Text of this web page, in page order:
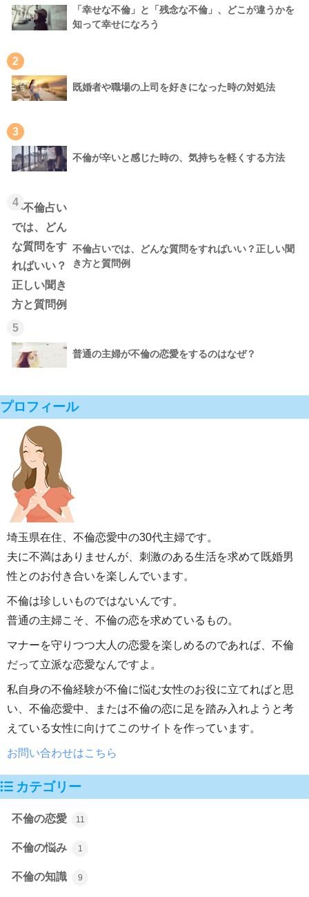
「幸せな不倫」と「残念な不倫」、どこが違うかを
知って幸せになろう
2
既婚者や職場の上司を好きになった時の対処法
3
不倫が辛いと感じた時の、気持ちを軽くする方法
4
不倫占いでは、どんな質問をすればいい？正しい聞
き方と質問例
5
普通の主婦が不倫の恋愛をするのはなぜ？
プロフィール
埼玉県在住、不倫恋愛中の30代主婦です。
夫に不満はありませんが、刺激のある生活を求めて既婚男
性とのお付き合いを楽しんでいます。
不倫は珍しいものではないんです。
普通の主婦こそ、不倫の恋を求めているもの。
マナーを守りつつ大人の恋愛を楽しめるのであれば、不倫
だって立派な恋愛なんですよ。
私自身の不倫経験が不倫に悩む女性のお役に立てればと思
い、不倫恋愛中、または不倫の恋に足を踏み入れようと考
えている女性に向けてこのサイトを作っています。
お問い合わせはこちら
カテゴリー
不倫の恋愛 11
不倫の悩み 1
不倫の知識 9